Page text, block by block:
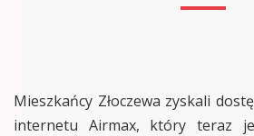
Mieszkańcy Złoczewa zyskali
internetu Airmax, który teraz